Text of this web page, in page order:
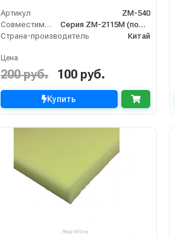
Артикул
ZM-540
Совместимость
Серия ZM-2115M (помпа ZM-2115M).
Страна-производитель
Китай
Цена
200 руб. 100 руб.
Купить